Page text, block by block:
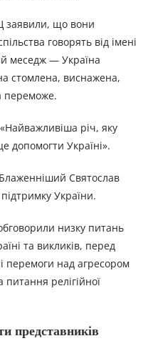
заявили, що вони
говорять від імені
меседж — Україна
стомлена, виснажена,
переможе.
річ, яку
допомогти Україні».
Блаженніший Святослав
України.
низку питань
та викликів, перед
перемоги над агресором
релігійної
представників